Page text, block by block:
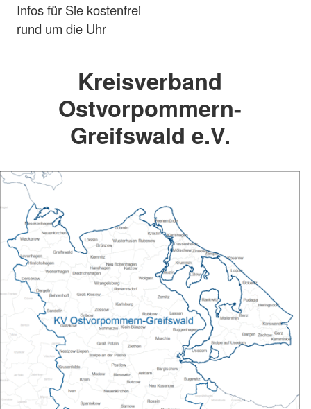
Infos für Sie kostenfrei
rund um die Uhr
Kreisverband
Ostvorpommern-
Greifswald e.V.